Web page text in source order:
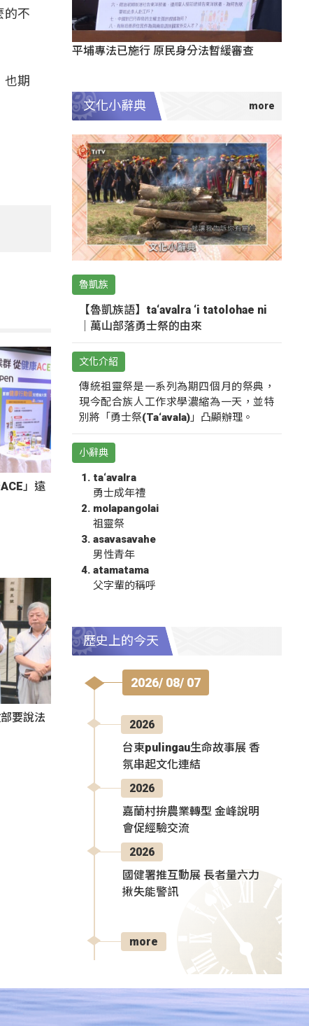
的不
也期
」遠
要說法
平埔專法已施行 原民身分法暫緩審查
文化小辭典
魯凱族
【魯凱族語】ta‘avalra ‘i tatolohae ni
｜萬山部落勇士祭的由來
文化介紹
傳統祖靈祭是一系列為期四個月的祭典，
現今配合族人工作求學濃縮為一天，並特
別將「勇士祭(Ta‘avala)」凸顯辦理。
小辭典
ta‘avalra
勇士成年禮
molapangolai
祖靈祭
asavasavahe
男性青年
atamatama
父字輩的稱呼
歷史上的今天
2026/ 08/ 07
2026
台東pulingau生命故事展 香
氛串起文化連結
2026
嘉蘭村拚農業轉型 金峰說明
會促經驗交流
2026
國健署推互動展 長者量六力
揪失能警訊
more